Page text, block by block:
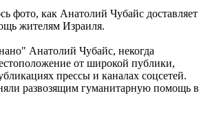
фото, как Анатолий Чубайс доставляет
жителям Израиля.
Анатолий Чубайс, некогда
от широкой публики,
прессы и каналах соцсетей.
развозящим гуманитарную помощь в